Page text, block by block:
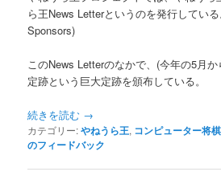
ら王News Letterというのを発行してい
Sponsors)
このNews Letterのなかで、(今年の5月
定跡という巨大定跡を頒布している。
続きを読む →
カテゴリー:やねうら王, コンピューター将
のフィードバック